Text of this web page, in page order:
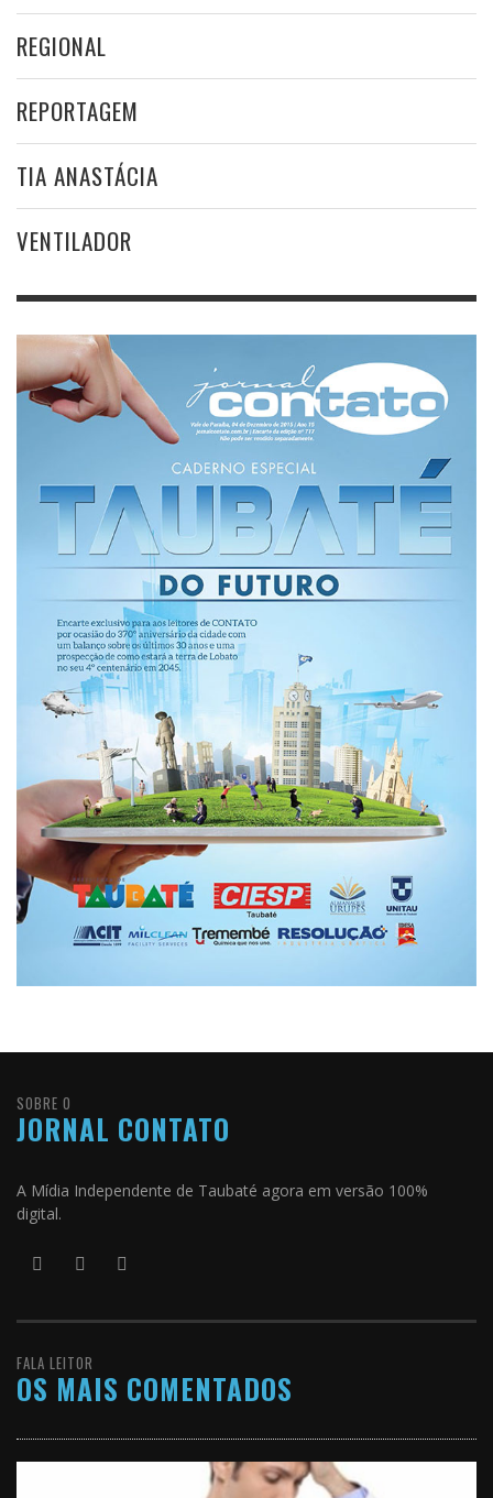
REGIONAL
REPORTAGEM
TIA ANASTÁCIA
VENTILADOR
SOBRE O
JORNAL CONTATO
A Mídia Independente de Taubaté agora em versão 100%
digital.
FALA LEITOR
OS MAIS COMENTADOS